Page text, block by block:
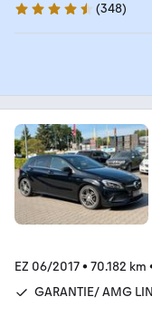
4.7 Sterne
(348)
EZ 06/2017• 70.182 km
GARANTIE/ AMG